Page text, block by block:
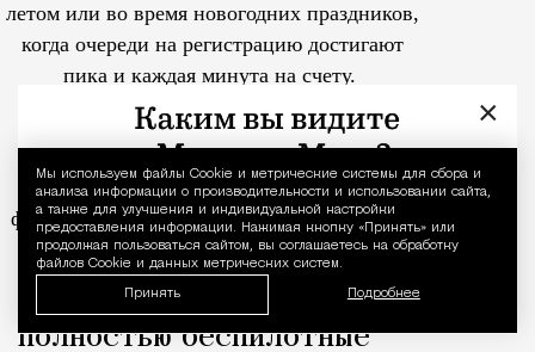
Уведомление
Мы используем файлы Сookie и метрические системы для сбора и
анализа информации о производительности и использовании сайта,
а также для улучшения и индивидуальной настройки
предоставления информации. Нажимая кнопку «Принять» или
продолжая пользоваться сайтом, вы соглашаетесь на обработку
файлов Cookie и данных метрических систем.
Принять Подробнее
летом или во время новогодних праздников,
когда очереди на регистрацию достигают
пика и каждая минута на счету.
Держатели Mir Supreme также могут
прохождения предполетных
формальностей.Услуга доступна более чем
в 25 российских аэропортах.
Tcпециальный проектКаждый москвич знает — отпуск
На МЦК начали тестировать
полностью беспилотные
×